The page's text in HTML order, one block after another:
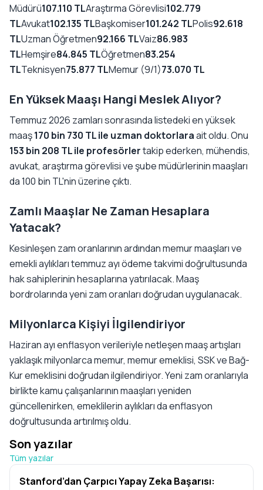
Müdürü107.110 TLAraştırma Görevlisi102.779
TLAvukat102.135 TLBaşkomiser101.242 TLPolis92.618
TLUzman Öğretmen92.166 TLVaiz86.983
TLHemşire84.845 TLÖğretmen83.254
TLTeknisyen75.877 TLMemur (9/1)73.070 TL
En Yüksek Maaşı Hangi Meslek Alıyor?
Temmuz 2026 zamları sonrasında listedeki en yüksek
maaş170 bin 730 TL ile uzman doktorlaraait oldu. Onu
153 bin 208 TL ile profesörlertakip ederken, mühendis,
avukat, araştırma görevlisi ve şube müdürlerinin maaşları
da 100 bin TL'nin üzerine çıktı.
Zamlı Maaşlar Ne Zaman Hesaplara
Yatacak?
Kesinleşen zam oranlarının ardından memur maaşları ve
emekli aylıkları temmuz ayı ödeme takvimi doğrultusunda
hak sahiplerinin hesaplarına yatırılacak. Maaş
bordrolarında yeni zam oranları doğrudan uygulanacak.
Milyonlarca Kişiyi İlgilendiriyor
Haziran ayı enflasyon verileriyle netleşen maaş artışları
yaklaşık milyonlarca memur, memur emeklisi, SSK ve Bağ-
Kur emeklisini doğrudan ilgilendiriyor. Yeni zam oranlarıyla
birlikte kamu çalışanlarının maaşları yeniden
güncellenirken, emeklilerin aylıkları da enflasyon
doğrultusunda artırılmış oldu.
Son yazılar
Tüm yazılar
Stanford’dan Çarpıcı Yapay Zeka Başarısı: